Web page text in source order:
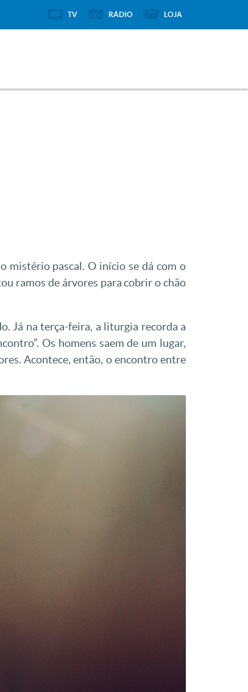
mistério pascal. O início se dá com o
ramos de árvores para cobrir o chão
Já na terça-feira, a liturgia recorda a
Os homens saem de um lugar,
Acontece, então, o encontro entre
TV RÁDIO LOJA